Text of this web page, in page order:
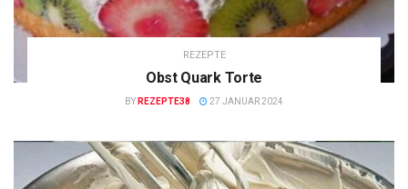
REZEPTE
Obst Quark Torte
BY REZEPTE38 27 JANUAR 2024